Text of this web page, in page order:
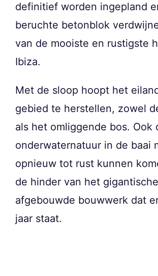
definitief worden ingepland
beruchte betonblok
van de mooiste en rustigste
Ibiza.
Met de sloop hoopt het
gebied te herstellen, zowel
als het omliggende bos. Ook
onderwaternatuur in de baai
opnieuw tot rust kunnen
de hinder van het
afgebouwde bouwwerk dat
jaar staat.